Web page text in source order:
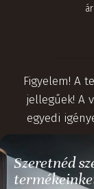
Figyelem! A
jellegűek! A
egyedi
Szeretnéd